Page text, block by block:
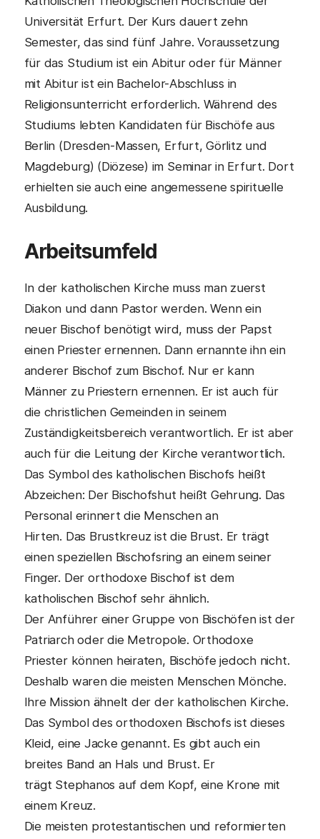
Universität Erfurt. Der Kurs dauert zehn
Semester, das sind fünf Jahre. Voraussetzung
für das Studium ist ein Abitur oder für Männer
mit Abitur ist ein Bachelor-Abschluss in
Religionsunterricht erforderlich. Während des
Studiums lebten Kandidaten für Bischöfe aus
Berlin (Dresden-Massen, Erfurt, Görlitz und
Magdeburg) (Diözese) im Seminar in Erfurt. Dort
erhielten sie auch eine angemessene spirituelle
Ausbildung.
Arbeitsumfeld
In der katholischen Kirche muss man zuerst
Diakon und dann Pastor werden. Wenn ein
neuer Bischof benötigt wird, muss der Papst
einen Priester ernennen. Dann ernannte ihn ein
anderer Bischof zum Bischof. Nur er kann
Männer zu Priestern ernennen. Er ist auch für
die christlichen Gemeinden in seinem
Zuständigkeitsbereich verantwortlich. Er ist aber
auch für die Leitung der Kirche verantwortlich.
Das Symbol des katholischen Bischofs heißt
Abzeichen: Der Bischofshut heißt Gehrung. Das
Personal erinnert die Menschen an
Hirten. Das Brustkreuz ist die Brust. Er trägt
einen speziellen Bischofsring an einem seiner
Finger. Der orthodoxe Bischof ist dem
katholischen Bischof sehr ähnlich.
Der Anführer einer Gruppe von Bischöfen ist der
Patriarch oder die Metropole. Orthodoxe
Priester können heiraten, Bischöfe jedoch nicht.
Deshalb waren die meisten Menschen Mönche.
Ihre Mission ähnelt der der katholischen Kirche.
Das Symbol des orthodoxen Bischofs ist dieses
Kleid, eine Jacke genannt. Es gibt auch ein
breites Band an Hals und Brust. Er
trägt Stephanos auf dem Kopf, eine Krone mit
einem Kreuz.
Die meisten protestantischen und reformierten